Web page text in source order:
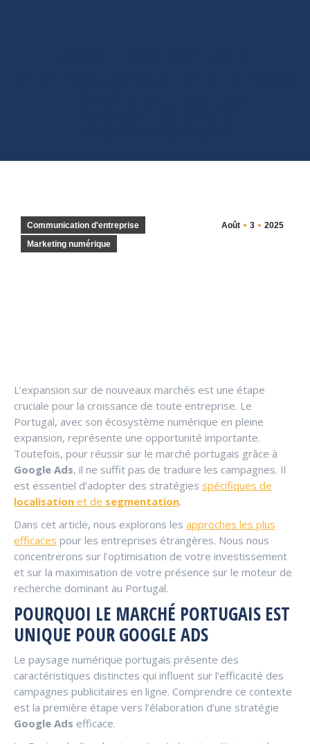
Août 3 2025
Communication d'entreprise
Marketing numérique
L’expansion sur de nouveaux marchés est une étape
cruciale pour la croissance de toute entreprise. Le
Portugal, avec son écosystème numérique en pleine
expansion, représente une opportunité importante.
Toutefois, pour réussir sur le marché portugais grâce à
Google Ads, il ne suffit pas de traduire les campagnes. Il
est essentiel d’adopter des stratégies spécifiques de
localisation et de segmentation.
Dans cet article, nous explorons les approches les plus
efficaces pour les entreprises étrangères. Nous nous
concentrerons sur l’optimisation de votre investissement
et sur la maximisation de votre présence sur le moteur de
recherche dominant au Portugal.
POURQUOI LE MARCHÉ PORTUGAIS EST
UNIQUE POUR GOOGLE ADS
Le paysage numérique portugais présente des
caractéristiques distinctes qui influent sur l’efficacité des
campagnes publicitaires en ligne. Comprendre ce contexte
est la première étape vers l’élaboration d’une stratégie
Google Ads efficace.